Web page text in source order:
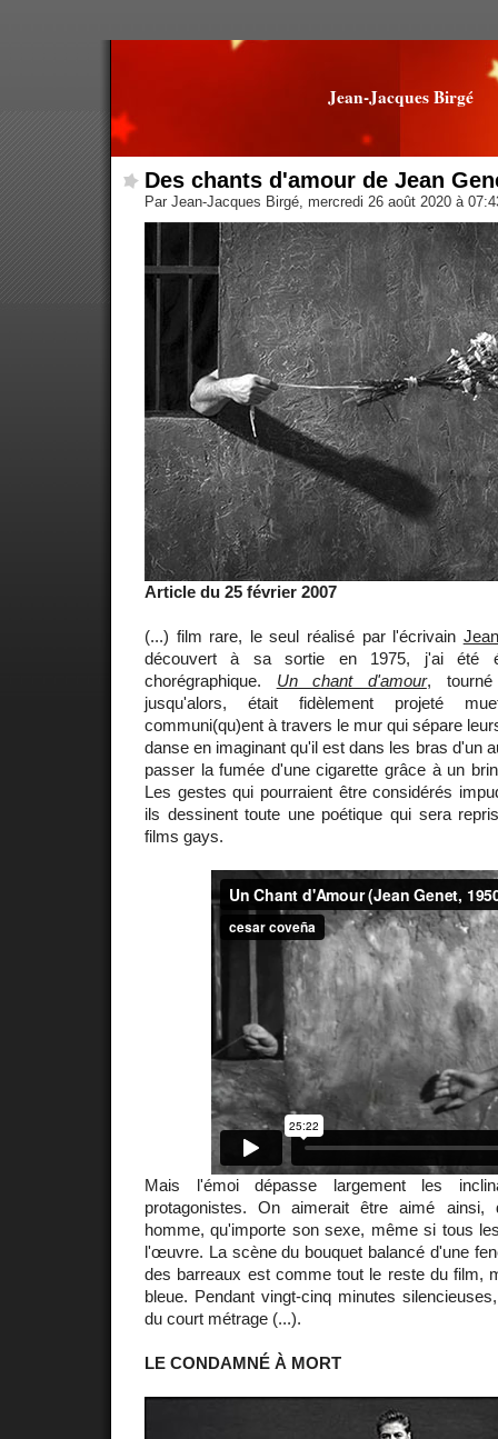
Jean-Jacques Birgé
Des chants d'amour de Jean
Par Jean-Jacques Birgé, mercredi 26 août 2020 à
Article du 25 février 2007
(...) film rare, le seul réalisé par l'écrivain
découvert à sa sortie en 1975, j'ai été
chorégraphique. Un chant d'amour,
jusqu'alors, était fidèlement projeté
communi(qu)ent à travers le mur qui sépare
danse en imaginant qu'il est dans les bras d'un
passer la fumée d'une cigarette grâce à un
Les gestes qui pourraient être considérés
ils dessinent toute une poétique qui sera
films gays.
Mais l'émoi dépasse largement les
protagonistes. On aimerait être aimé
homme, qu'importe son sexe, même si tous
l'œuvre. La scène du bouquet balancé d'une
des barreaux est comme tout le reste du film,
bleue. Pendant vingt-cinq minutes
du court métrage (...).
LE CONDAMNÉ À MORT